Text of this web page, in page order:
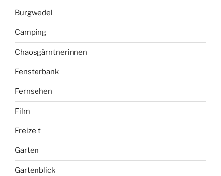
Burgwedel
Camping
Chaosgärntnerinnen
Fensterbank
Fernsehen
Film
Freizeit
Garten
Gartenblick